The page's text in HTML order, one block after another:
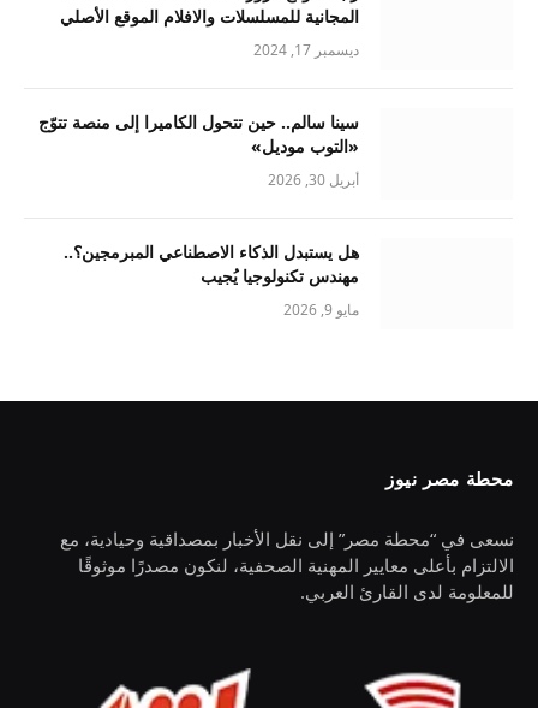
المجانية للمسلسلات والافلام الموقع الأصلي
ديسمبر 17, 2024
سينا سالم.. حين تتحول الكاميرا إلى منصة تتوّج
«التوب موديل»
أبريل 30, 2026
هل يستبدل الذكاء الاصطناعي المبرمجين؟..
مهندس تكنولوجيا يُجيب
مايو 9, 2026
محطة مصر نيوز
نسعى في “محطة مصر” إلى نقل الأخبار بمصداقية وحيادية، مع
الالتزام بأعلى معايير المهنية الصحفية، لنكون مصدرًا موثوقًا
للمعلومة لدى القارئ العربي.